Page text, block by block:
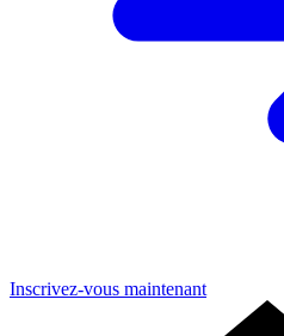
Inscrivez-vous maintenant